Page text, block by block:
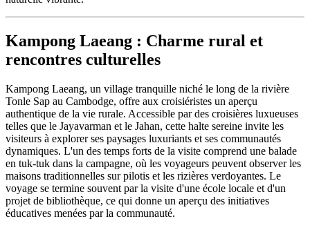
Kampong Laeang : Charme rural et
rencontres culturelles
Kampong Laeang, un village tranquille niché le long de la rivière
Tonle Sap au Cambodge, offre aux croisiéristes un aperçu
authentique de la vie rurale. Accessible par des croisières luxueuses
telles que le Jayavarman et le Jahan, cette halte sereine invite les
visiteurs à explorer ses paysages luxuriants et ses communautés
dynamiques. L'un des temps forts de la visite comprend une balade
en tuk-tuk dans la campagne, où les voyageurs peuvent observer les
maisons traditionnelles sur pilotis et les rizières verdoyantes. Le
voyage se termine souvent par la visite d'une école locale et d'un
projet de bibliothèque, ce qui donne un aperçu des initiatives
éducatives menées par la communauté.